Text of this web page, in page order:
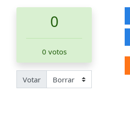
0
0 votos
Votar